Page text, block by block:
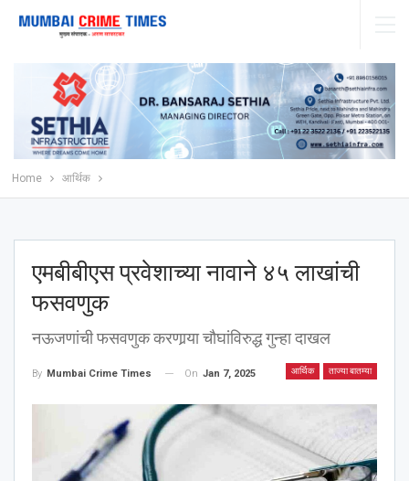
Home आर्थिक
एमबीबीएस प्रवेशाच्या नावाने ४५ लाखांची
फसवणुक
नऊजणांची फसवणुक करणार्‍या चौघांविरुद्ध गुन्हा दाखल
आर्थिक ताज्या बातम्या
By Mumbai Crime Times On Jan 7, 2025